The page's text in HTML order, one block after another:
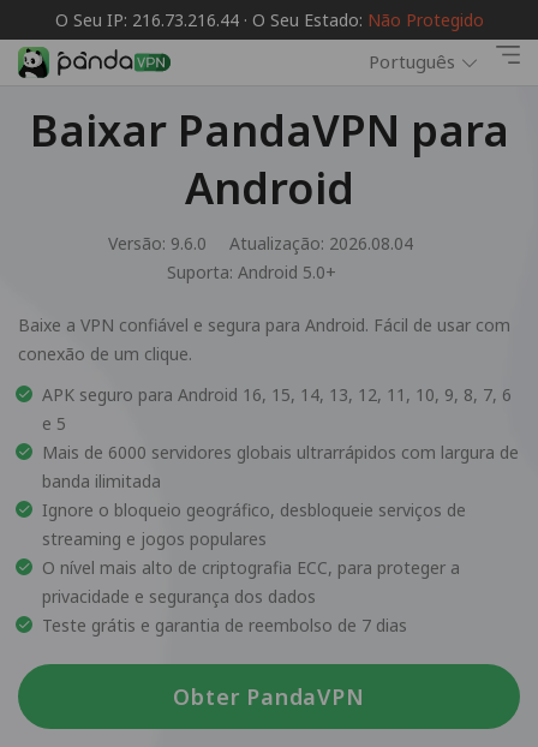
O Seu IP: 216.73.216.44 · O Seu Estado: Não Protegido
Português
Baixar PandaVPN para
Android
Versão: 9.6.0
Atualização: 2026.08.04
Suporta: Android 5.0+
Baixe a VPN confiável e segura para Android. Fácil de usar com
conexão de um clique.
APK seguro para Android 16, 15, 14, 13, 12, 11, 10, 9, 8, 7, 6
e 5
Mais de 6000 servidores globais ultrarrápidos com largura de
banda ilimitada
Ignore o bloqueio geográfico, desbloqueie serviços de
streaming e jogos populares
O nível mais alto de criptografia ECC, para proteger a
privacidade e segurança dos dados
Teste grátis e garantia de reembolso de 7 dias
Obter PandaVPN